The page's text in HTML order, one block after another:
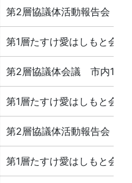
第2層協議体活動報告会
第1層たすけ愛はしもと会議
第2層協議体会議 市内10地
第1層たすけ愛はしもと会議
第2層協議体活動報告会
第1層たすけ愛はしもと会議